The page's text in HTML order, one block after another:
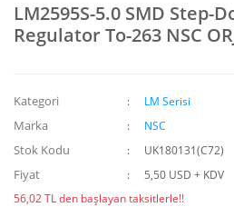
LM2595S-5.0 SMD Step-
Regulator To-263 NSC
Kategori LM Serisi
Marka NSC
Stok Kodu UK180131(C72)
Fiyat
5,50 USD + KDV
56,02 TL den başlayan taksitlerle!!